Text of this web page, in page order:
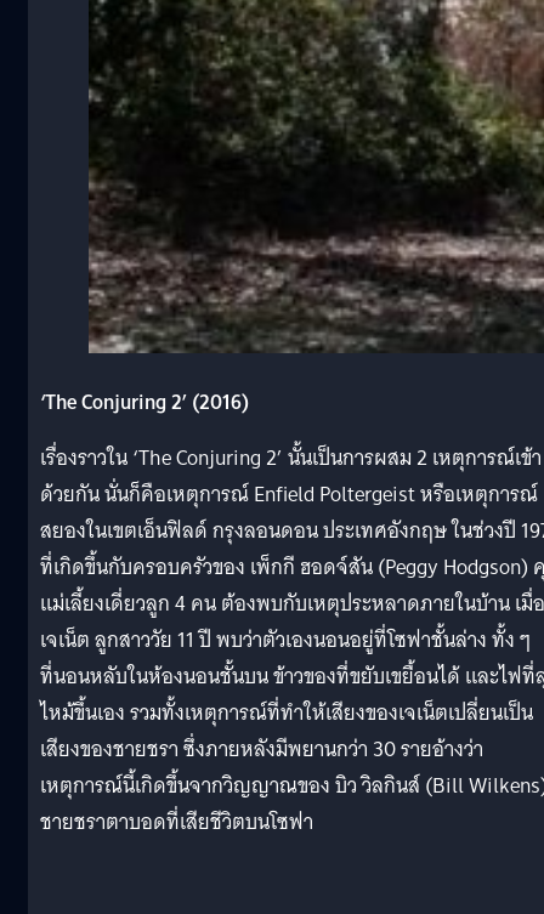
‘The Conjuring 2’ (2016)
เรื่องราวใน ‘The Conjuring 2’ นั้นเป็นการผสม 2 เหตุการณ์เข้า
ด้วยกัน นั่นก็คือเหตุการณ์ Enfield Poltergeist หรือเหตุการณ์
สยองในเขตเอ็นฟิลด์ กรุงลอนดอน ประเทศอังกฤษ ในช่วงปี
ที่เกิดขึ้นกับครอบครัวของ เพ็กกี ฮอดจ์สัน (Peggy Hodgson)
แม่เลี้ยงเดี่ยวลูก 4 คน ต้องพบกับเหตุประหลาดภายในบ้าน เมื่อ
เจเน็ต ลูกสาววัย 11 ปี พบว่าตัวเองนอนอยู่ที่โซฟาชั้นล่าง ทั้ง ๆ
ที่นอนหลับในห้องนอนชั้นบน ข้าวของที่ขยับเขยื้อนได้ และไฟที่
ไหม้ขึ้นเอง รวมทั้งเหตุการณ์ที่ทำให้เสียงของเจเน็ตเปลี่ยนเป็น
เสียงของชายชรา ซึ่งภายหลังมีพยานกว่า 30 รายอ้างว่า
เหตุการณ์นี้เกิดขึ้นจากวิญญาณของ บิว วิลกินส์ (Bill
ชายชราตาบอดที่เสียชีวิตบนโซฟา